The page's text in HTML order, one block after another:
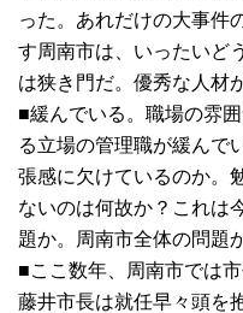
った。あれだけの大事件
す周南市は、いったいど
は狭き門だ。優秀な人材
■緩んでいる。職場の雰
る立場の管理職が緩んで
張感に欠けているのか。
ないのは何故か？これは
題か。周南市全体の問題
■ここ数年、周南市では
藤井市長は就任早々頭を